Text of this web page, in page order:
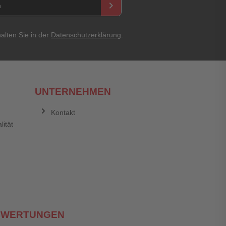
Bewertung abschicken
keyboard_arrow_right
Sie in der Datenschutzerklärung
UNTERNEHMEN
Kontakt